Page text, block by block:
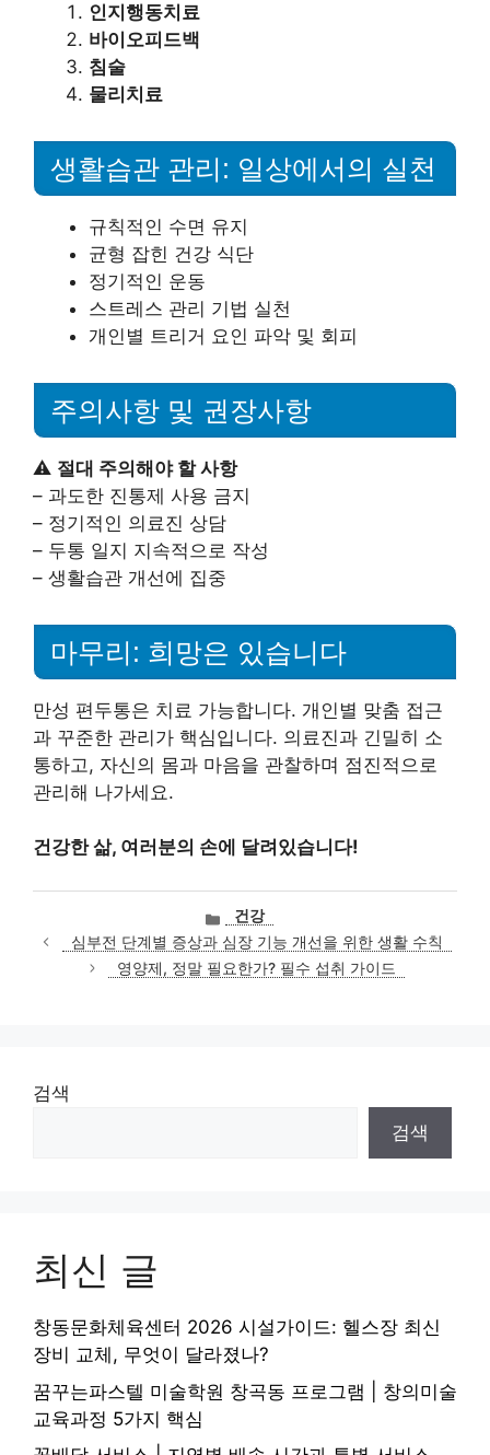
인지행동치료
바이오피드백
침술
물리치료
생활습관 관리: 일상에서의 실천
규칙적인 수면 유지
균형 잡힌 건강 식단
정기적인 운동
스트레스 관리 기법 실천
개인별 트리거 요인 파악 및 회피
주의사항 및 권장사항
⚠️ 절대 주의해야 할 사항
– 과도한 진통제 사용 금지
– 정기적인 의료진 상담
– 두통 일지 지속적으로 작성
– 생활습관 개선에 집중
마무리: 희망은 있습니다
만성 편두통은 치료 가능합니다. 개인별 맞춤 접근
과 꾸준한 관리가 핵심입니다. 의료진과 긴밀히 소
통하고, 자신의 몸과 마음을 관찰하며 점진적으로
관리해 나가세요.
건강한 삶, 여러분의 손에 달려있습니다!
카
테
고
리
건강
심부전 단계별 증상과 심장 기능 개선을 위한 생활 수칙
영양제, 정말 필요한가? 필수 섭취 가이드
검색
검색
최신 글
창동문화체육센터 2026 시설가이드: 헬스장 최신
장비 교체, 무엇이 달라졌나?
꿈꾸는파스텔 미술학원 창곡동 프로그램 | 창의미술
교육과정 5가지 핵심